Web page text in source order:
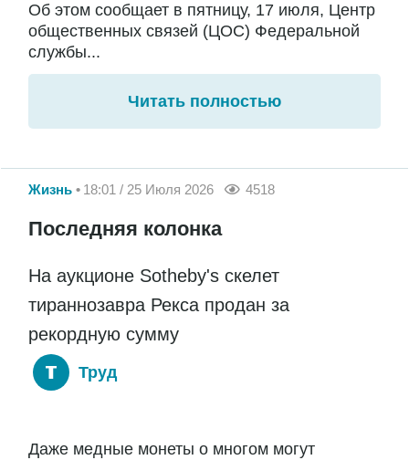
Об этом сообщает в пятницу, 17 июля, Центр
общественных связей (ЦОС) Федеральной
службы...
Читать полностью
Жизнь 18:01 / 25 Июля 2026 4518
Последняя колонка
На аукционе Sotheby's скелет
тираннозавра Рекса продан за
рекордную сумму
Труд
Даже медные монеты о многом могут